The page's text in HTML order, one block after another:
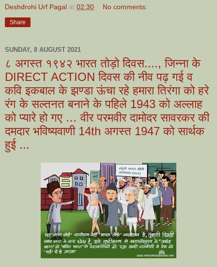
Deshdrohi Urf Pagal at 02:30 No comments:
Share
SUNDAY, 8 AUGUST 2021
८ अगस्त १९४२ भारत तोड़ो दिवस...., जिन्ना के
DIRECT ACTION दिवस की नीव पढ़ गई व
कवि इकबाल के झण्डा ऊंचा रहे हमारा तिरंगा को हरे
रंग के सल्तनत बनाने के पहिले 1943 को अल्लाह
को प्यारे हो गए … वीर परमवीर दामोदर सावरकर की
दमदार भविष्यवाणी 14th अगस्त 1947 को सार्थक
हुई ...